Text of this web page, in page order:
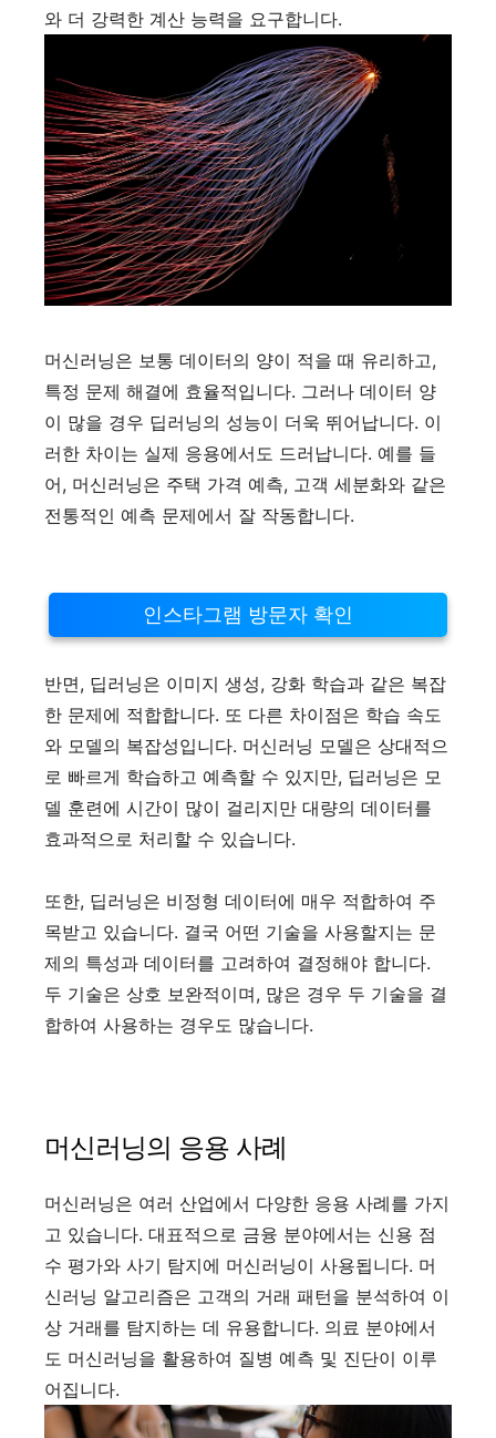
와 더 강력한 계산 능력을 요구합니다.
머신러닝은 보통 데이터의 양이 적을 때 유리하고,
특정 문제 해결에 효율적입니다. 그러나 데이터 양
이 많을 경우 딥러닝의 성능이 더욱 뛰어납니다. 이
러한 차이는 실제 응용에서도 드러납니다. 예를 들
어, 머신러닝은 주택 가격 예측, 고객 세분화와 같은
전통적인 예측 문제에서 잘 작동합니다.
인스타그램 방문자 확인
반면, 딥러닝은 이미지 생성, 강화 학습과 같은 복잡
한 문제에 적합합니다. 또 다른 차이점은 학습 속도
와 모델의 복잡성입니다. 머신러닝 모델은 상대적으
로 빠르게 학습하고 예측할 수 있지만, 딥러닝은 모
델 훈련에 시간이 많이 걸리지만 대량의 데이터를
효과적으로 처리할 수 있습니다.
또한, 딥러닝은 비정형 데이터에 매우 적합하여 주
목받고 있습니다. 결국 어떤 기술을 사용할지는 문
제의 특성과 데이터를 고려하여 결정해야 합니다.
두 기술은 상호 보완적이며, 많은 경우 두 기술을 결
합하여 사용하는 경우도 많습니다.
머신러닝의 응용 사례
머신러닝은 여러 산업에서 다양한 응용 사례를 가지
고 있습니다. 대표적으로 금융 분야에서는 신용 점
수 평가와 사기 탐지에 머신러닝이 사용됩니다. 머
신러닝 알고리즘은 고객의 거래 패턴을 분석하여 이
상 거래를 탐지하는 데 유용합니다. 의료 분야에서
도 머신러닝을 활용하여 질병 예측 및 진단이 이루
어집니다.